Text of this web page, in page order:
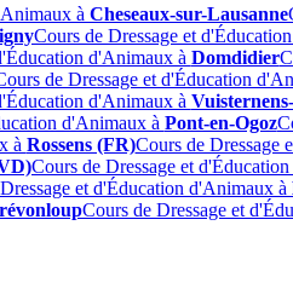
à Cheseaux-sur-Lausanne
Cours de Dressage et
d'Animaux à Domdidier
de Dressage et d'Éducation
d'Animaux à
d'Animaux à Pont-en-Ogoz
à Rossens (FR)Cours de Dressage
Cours de Dressage et
et d'Éducation d'Animaux à
Cours de Dressage et